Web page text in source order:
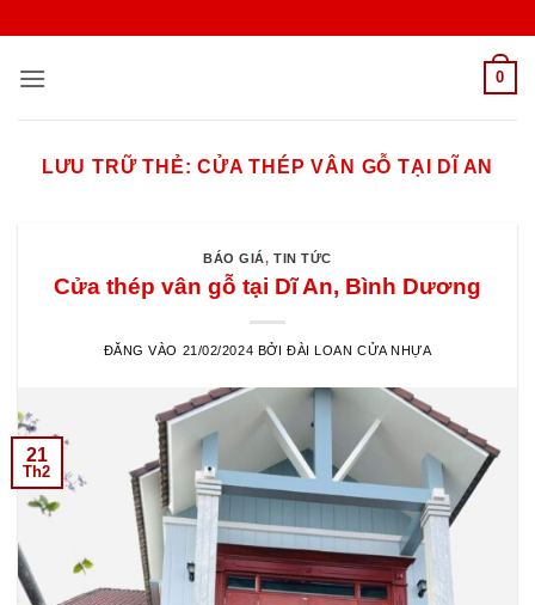
nội
0
LƯU TRỮ THẺ:CỬA THÉP VÂN GỖ TẠI DĨ AN
BÁO GIÁ,TIN TỨC
Cửa thép vân gỗ tại Dĩ An, Bình Dương
ĐĂNG VÀO 21/02/2024 BỞI ĐÀI LOAN CỬA NHỰA
21
Th2